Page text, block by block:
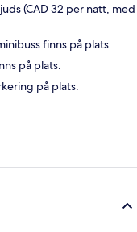
(CAD 32 per natt, med
finns på plats
på plats.
på plats.